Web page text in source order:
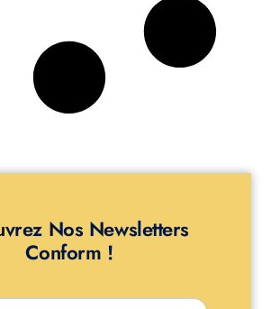
Nos Newsletters
Conform !